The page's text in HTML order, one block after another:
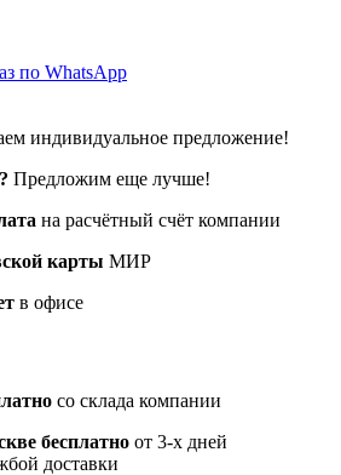
по WhatsApp
индивидуальное предложение!
Предложим еще лучше!
на расчётный счёт компании
карты МИР
в офисе
со склада компании
бесплатно от 3-х дней
доставки